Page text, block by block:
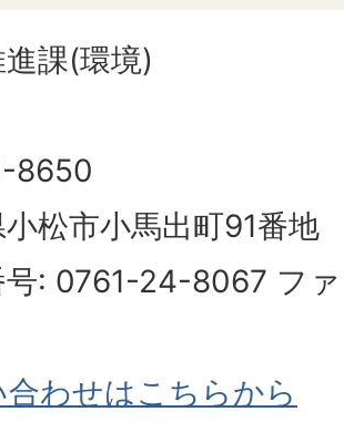
課(環境)
8650
松市小馬出町91番地
号: 0761-24-8067 フ
合わせはこちらから